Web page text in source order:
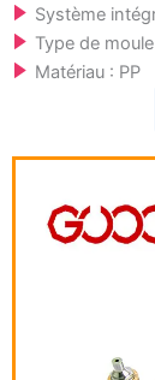
Système
Type de
Matériau : PP